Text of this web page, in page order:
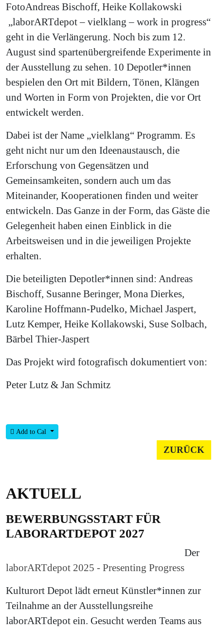
FotoAndreas Bischoff, Heike Kollakowski
„laborARTdepot – vielklang – work in progress“
geht in die Verlängerung. Noch bis zum 12.
August sind spartenübergreifende Experimente in
der Ausstellung zu sehen. 10 Depotler*innen
bespielen den Ort mit Bildern, Tönen, Klängen
und Worten in Form von Projekten, die vor Ort
entwickelt werden.
Dabei ist der Name „vielklang“ Programm. Es
geht nicht nur um den Ideenaustausch, die
Erforschung von Gegensätzen und
Gemeinsamkeiten, sondern auch um das
Miteinander, Kooperationen finden und weiter
entwickeln. Das Ganze in der Form, das Gäste die
Gelegenheit haben einen Einblick in die
Arbeitsweisen und in die jeweiligen Projekte
erhalten.
Die beteiligten Depotler*innen sind: Andreas
Bischoff, Susanne Beringer, Mona Dierkes,
Karoline Hoffmann-Pudelko, Michael Jaspert,
Lutz Kemper, Heike Kollakowski, Suse Solbach,
Bärbel Thier-Jaspert
Das Projekt wird fotografisch dokumentiert von:
Peter Lutz & Jan Schmitz
Add to Cal
ZURÜCK
AKTUELL
BEWERBUNGSSTART FÜR
LABORARTDEPOT 2027
laborARTdepot 2025 - Presenting Progress
Der
Kulturort Depot lädt erneut Künstler*innen zur
Teilnahme an der Ausstellungsreihe
laborARTdepot ein. Gesucht werden Teams aus